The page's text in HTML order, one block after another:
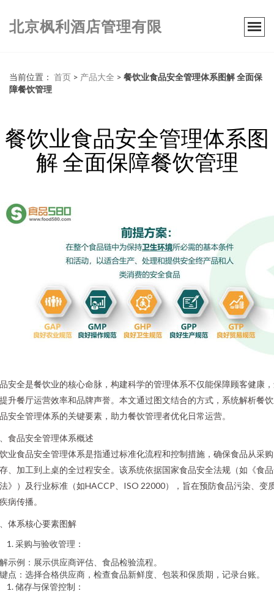
北京枫利酒店管理有限
当前位置： 首页 > 产品大全 > 餐饮业食品安全管理体系图解 全面保
障餐饮管理
餐饮业食品安全管理体系图
解 全面保障餐饮管理
安全是餐饮业的核心命脉，构建科学的管理体系不仅能保障顾客健康
升餐厅运营效率和品牌声誉。本文通过图文结合的方式，系统解析餐
安全管理体系的关键要素，助力餐饮管理者优化日常运营。
食品安全管理体系概述
业食品安全管理体系是指通过标准化流程和控制措施，确保食品从采
、加工到上桌的全过程安全。该系统依据国家食品安全法规（如《食
》）及行业标准（如HACCP、ISO 22000），旨在预防食品污染、变
病传播。
体系核心要素图解
采购与验收管理：
示例：展示供应商评估、食品检验流程。
点：选择合格供应商，检查食品新鲜度、包装和保质期，记录台账。
储存与保管控制：